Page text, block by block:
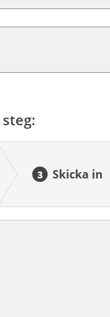
Skicka in